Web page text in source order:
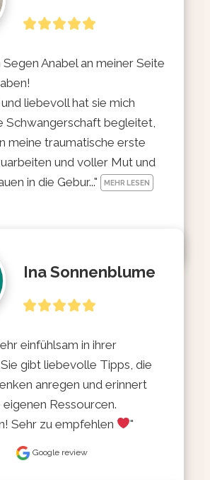
Segen Anabel an meiner Seite
liebevoll hat sie mich
Schwangerschaft begleitet,
meine traumatische erste
und voller Mut und
in die Gebur..."
MEHR LESEN
Ina Sonnenblume
einfühlsam in ihrer
gibt liebevolle Tipps, die
anregen und erinnert
eigenen Ressourcen.
Sehr zu empfehlen
"
Google review